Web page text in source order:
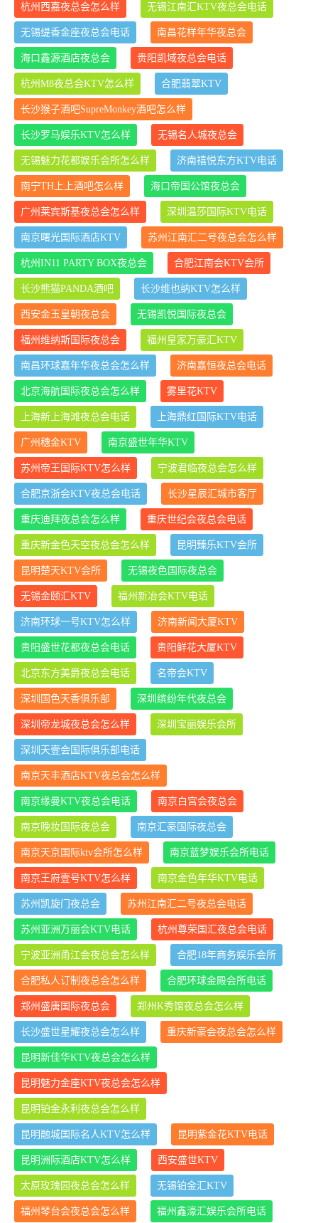
杭州西嘉夜总会怎么样 无锡江南汇KTV夜总会电话
无锡缇香金座夜总会电话 南昌花样年华夜总会
海口鑫源酒店夜总会 贵阳凯域夜总会电话
杭州M8夜总会KTV怎么样 合肥翡翠KTV
长沙猴子酒吧SupreMonkey酒吧怎么样
长沙罗马娱乐KTV怎么样 无锡名人城夜总会
无锡魅力花都娱乐会所怎么样 济南禧悦东方KTV电话
南宁TH上上酒吧怎么样 海口帝国公馆夜总会
广州莱宾斯基夜总会怎么样 深圳温莎国际KTV电话
南京曙光国际酒店KTV 苏州江南汇二号夜总会怎么样
杭州IN11 PARTY BOX夜总会 合肥江南会KTV会所
长沙熊猫PANDA酒吧 长沙维也纳KTV怎么样
西安金玉皇朝夜总会 无锡凯悦国际夜总会
福州维纳斯国际夜总会 福州皇家万豪汇KTV
南昌环球嘉年华夜总会怎么样 济南嘉恒夜总会电话
北京海航国际夜总会怎么样 雾里花KTV
上海新上海滩夜总会电话 上海鼎红国际KTV电话
广州穗金KTV 南京盛世年华KTV
苏州帝王国际KTV怎么样 宁波君临夜总会怎么样
合肥京浙会KTV夜总会电话 长沙星辰汇城市客厅
重庆迪拜夜总会怎么样 重庆世纪会夜总会电话
重庆新金色天空夜总会怎么样 昆明臻乐KTV会所
昆明楚天KTV会所 无锡夜色国际夜总会
无锡金颐汇KTV 福州新冶会KTV电话
济南环球一号KTV怎么样 济南新闻大厦KTV
贵阳盛世花都夜总会电话 贵阳鲜花大厦KTV
北京东方美爵夜总会电话 名帝会KTV
深圳国色天香俱乐部 深圳缤纷年代夜总会
深圳帝龙城夜总会怎么样 深圳宝丽娱乐会所
深圳天壹会国际俱乐部电话
南京天丰酒店KTV夜总会怎么样
南京缘曼KTV夜总会电话 南京白宫会夜总会
南京晚妆国际夜总会 南京汇豪国际夜总会
南京天京国际ktv会所怎么样 南京蓝梦娱乐会所电话
南京王府壹号KTV怎么样 南京金色年华KTV电话
苏州凯旋门夜总会 苏州江南汇二号夜总会电话
苏州亚洲万丽会KTV电话 杭州尊荣国汇夜总会电话
宁波亚洲甬江会夜总会怎么样 合肥18年商务娱乐会所
合肥私人订制夜总会怎么样 合肥环球金殿会所电话
郑州盛唐国际夜总会 郑州K秀馆夜总会怎么样
长沙盛世星耀夜总会怎么样 重庆新豪会夜总会怎么样
昆明新佳华KTV夜总会怎么样
昆明魅力金座KTV夜总会怎么样
昆明铂金永利夜总会怎么样
昆明融城国际名人KTV怎么样 昆明紫金花KTV电话
昆明洲际酒店KTV怎么样 西安盛世KTV
太原玫瑰园夜总会怎么样 无锡铂金汇KTV
福州琴台会夜总会怎么样 福州鑫濠汇娱乐会所电话